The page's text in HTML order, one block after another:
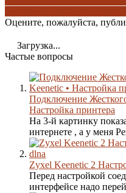
Оцените, пожалуйста,
Загрузка...
Частые вопросы
Подключение
Настройка принтера
На 3-й картинку
интернете , а у меня
Zyxel Keenetic 2
Перед настройкой
интерфейсе надо